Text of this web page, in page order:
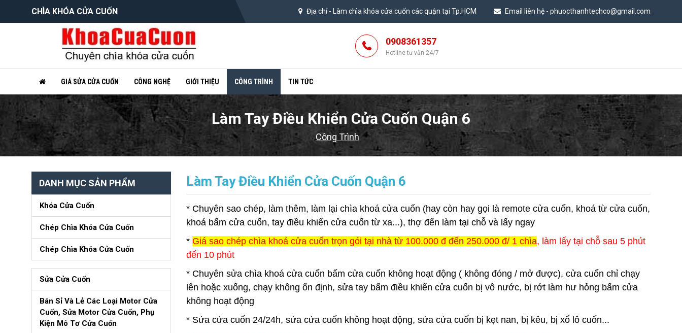
CHÌA KHÓA CỬA CUỐN Địa chỉ - Làm chìa khóa cửa cuốn các quận tại Tp.HCM Email liên hệ - phuocthanhtechco@gmail.com
0908361357
Hotline tư vấn 24/7
GIÁ SỬA CỬA CUỐN CÔNG NGHỆ GIỚI THIỆU CÔNG TRÌNH TIN TỨC
Làm Tay Điều Khiển Cửa Cuốn Quận 6
Công Trình
DANH MỤC SẢN PHẨM
Khóa Cửa Cuốn
Chép Chìa Khóa Cửa Cuốn
Chép Chìa Khóa Cửa Cuốn
Sửa Cửa Cuốn
Bán Sỉ Và Lẻ Các Loại Motor Cửa
Cuốn, Sửa Motor Cửa Cuốn, Phụ
Kiện Mô Tơ Cửa Cuốn
Làm Tay Điều Khiển Cửa Cuốn Quận 6
* Chuyên sao chép, làm thêm, làm lại chìa khoá cửa cuốn (hay còn hay gọi là remote cửa cuốn, khoá từ cửa cuốn,
khoá bấm cửa cuốn, tay điều khiển cửa cuốn từ xa...), thợ đến làm tại chỗ và lấy ngay
* Giá sao chép chìa khoá cửa cuốn trọn gói tại nhà từ 100.000 đ đến 250.000 đ/ 1 chìa, làm lấy tại chỗ sau 5 phút
đến 10 phút
* Chuyên sửa chìa khoá cửa cuốn bấm cửa cuốn không hoạt động ( không đóng / mở được), cửa cuốn chỉ chạy
lên hoặc xuống, chạy không ổn định, sửa tay bấm điều khiển cửa cuốn bị vô nước, bị rớt làm hư hỏng bấm cửa
không hoạt động
* Sửa cửa cuốn 24/24h, sửa cửa cuốn không hoạt động, sửa cửa cuốn bị kẹt nan, bị kêu, bị xổ lô cuốn...